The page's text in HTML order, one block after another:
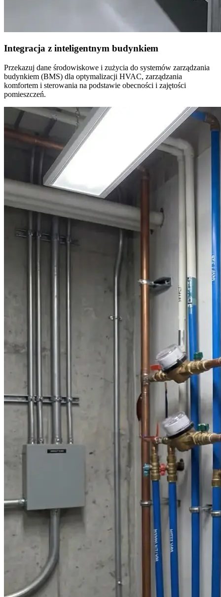
Integracja z inteligentnym budynkiem
Przekazuj dane środowiskowe i zużycia do systemów zarządzania
budynkiem (BMS) dla optymalizacji HVAC, zarządzania
komfortem i sterowania na podstawie obecności i zajętości
pomieszczeń.